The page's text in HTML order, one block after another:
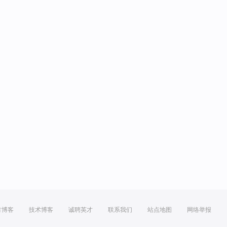
博客 技术博客 诚聘英才 联系我们 站点地图 网络举报